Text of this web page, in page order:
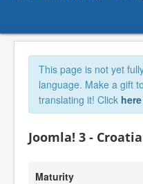
This page is not yet
language. Make a gift
translating it! Click here
Joomla! 3 -
Maturity